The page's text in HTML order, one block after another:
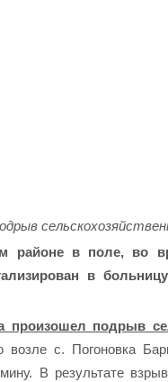
районе в поле, во
в
произошел подрыв
возле с. Погоновка
В результате